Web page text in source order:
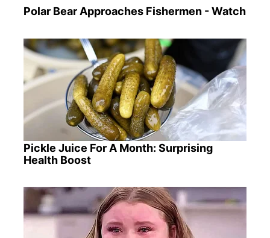
Polar Bear Approaches Fishermen - Watch
Pickle Juice For A Month: Surprising
Health Boost